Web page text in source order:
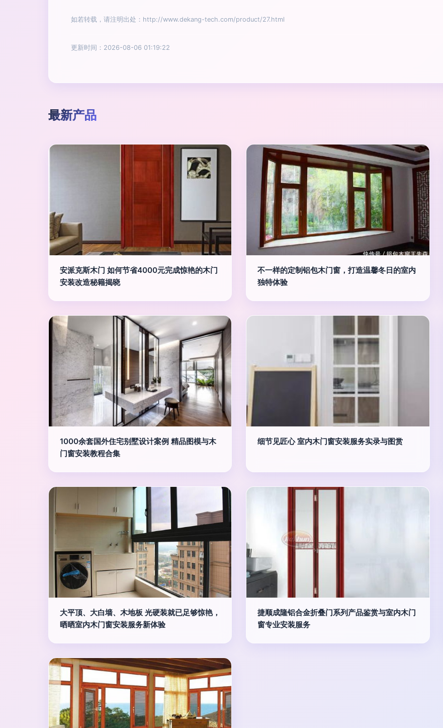
如若转载，请注明出处：http://www.dekang-tech.com/product/27.html
更新时间：2026-08-06 01:19:22
最新产品
安派克斯木门 如何节省4000元完成惊艳的木门
安装改造秘籍揭晓
不一样的定制铝包木门窗，打造温馨冬日的室内
独特体验
1000余套国外住宅别墅设计案例 精品图模与木
门窗安装教程合集
细节见匠心 室内木门窗安装服务实录与图赏
大平顶、大白墙、木地板 光硬装就已足够惊艳，
晒晒室内木门窗安装服务新体验
捷顺成隆铝合金折叠门系列产品鉴赏与室内木门
窗专业安装服务